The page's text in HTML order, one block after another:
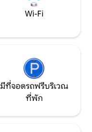
Wi-Fi
มีที่จอดรถฟรีบริเวณ
ที่พัก